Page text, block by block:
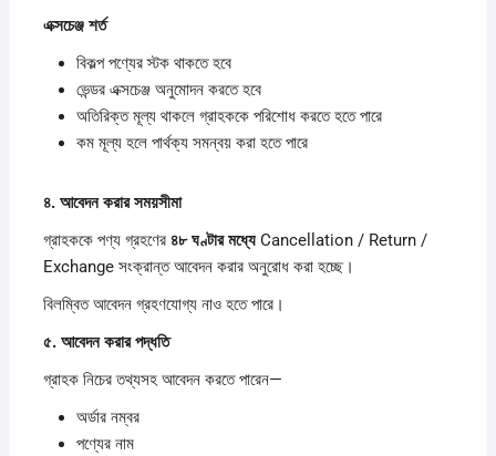
এক্সচেঞ্জ শর্ত
বিকল্প পণ্যের স্টক থাকতে হবে
ভেন্ডর এক্সচেঞ্জ অনুমোদন করতে হবে
অতিরিক্ত মূল্য থাকলে গ্রাহককে পরিশোধ করতে হতে পারে
কম মূল্য হলে পার্থক্য সমন্বয় করা হতে পারে
৪. আবেদনকরারসময়সীমা
গ্রাহককে পণ্য গ্রহণের ৪৮ঘণ্টারমধ্যেCancellation / Return /
Exchange সংক্রান্ত আবেদন করার অনুরোধ করা হচ্ছে।
বিলম্বিত আবেদন গ্রহণযোগ্য নাও হতে পারে।
৫. আবেদনকরারপদ্ধতি
গ্রাহক নিচের তথ্যসহ আবেদন করতে পারেন—
অর্ডার নম্বর
পণ্যের নাম